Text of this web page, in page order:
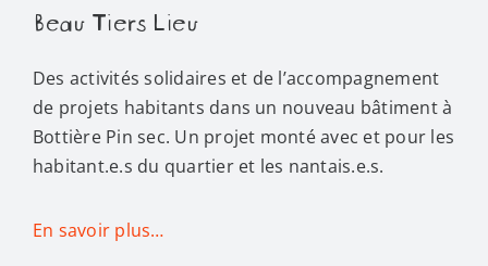
Beau Tiers Lieu
Des activités solidaires et de l’accompagnement
de projets habitants dans un nouveau bâtiment à
Bottière Pin sec. Un projet monté avec et pour les
habitant.e.s du quartier et les nantais.e.s.
En savoir plus…